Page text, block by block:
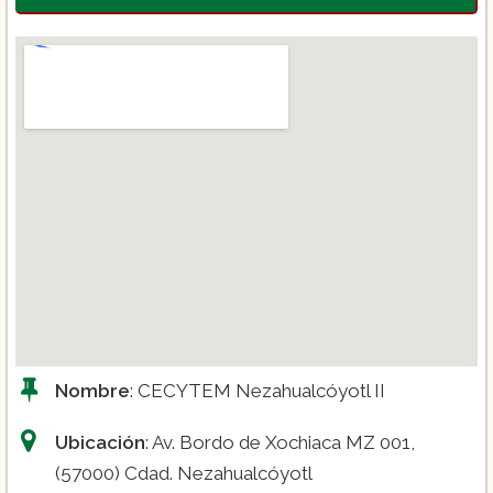
Nombre: CECYTEM Nezahualcóyotl II
Ubicación: Av. Bordo de Xochiaca MZ 001,
(57000) Cdad. Nezahualcóyotl